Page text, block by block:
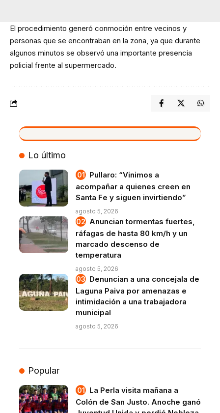
El procedimiento generó conmoción entre vecinos y
personas que se encontraban en la zona, ya que durante
algunos minutos se observó una importante presencia
policial frente al supermercado.
VIVO
Lo último
Pullaro: “Vinimos a
acompañar a quienes creen en
Santa Fe y siguen invirtiendo”
agosto 5, 2026
Anuncian tormentas fuertes,
ráfagas de hasta 80 km/h y un
marcado descenso de
temperatura
agosto 5, 2026
Denuncian a una concejala de
Laguna Paiva por amenazas e
intimidación a una trabajadora
municipal
agosto 5, 2026
Popular
La Perla visita mañana a
Colón de San Justo. Anoche ganó